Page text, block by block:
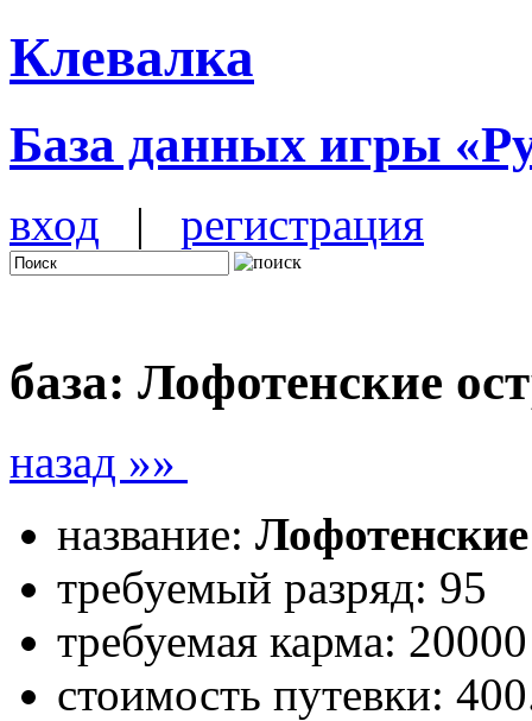
Клевалка
База данных игры
вход | регистрация
база: Лофотенские
назад »»
название:
требуемый разряд: 95
требуемая карма: 20000
стоимость путевки: